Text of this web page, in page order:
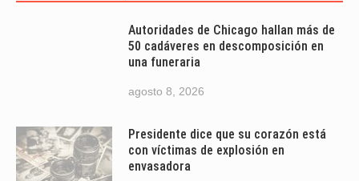
Autoridades de Chicago hallan más de
50 cadáveres en descomposición en
una funeraria
agosto 8, 2026
Presidente dice que su corazón está
con víctimas de explosión en
envasadora